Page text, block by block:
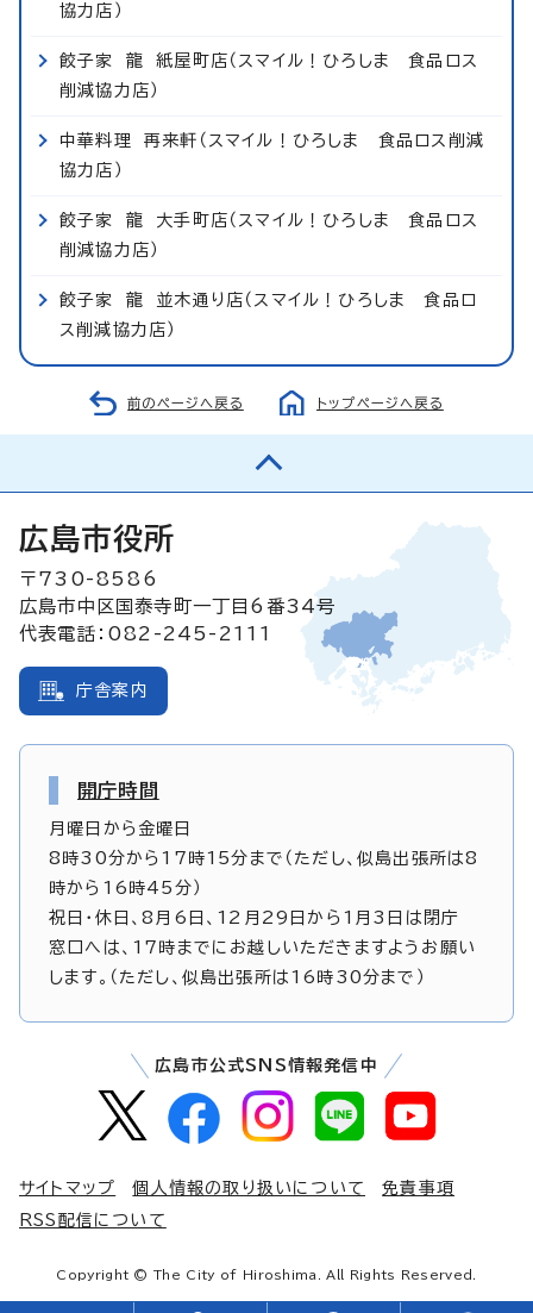
協力店）
餃子家 龍 紙屋町店（スマイル！ひろしま 食品ロス
削減協力店）
中華料理 再来軒（スマイル！ひろしま 食品ロス削減
協力店）
餃子家 龍 大手町店（スマイル！ひろしま 食品ロス
削減協力店）
餃子家 龍 並木通り店（スマイル！ひろしま 食品ロ
ス削減協力店）
前のページへ戻る トップページへ戻る
広島市役所
〒730-8586
広島市中区国泰寺町一丁目6番34号
代表電話：082-245-2111
庁舎案内
開庁時間
月曜日から金曜日
8時30分から17時15分まで（ただし、似島出張所は8
時から16時45分）
祝日・休日、8月6日、12月29日から1月3日は閉庁
窓口へは、17時までにお越しいただきますようお願い
します。（ただし、似島出張所は16時30分まで）
広島市公式SNS情報発信中
サイトマップ 個人情報の取り扱いについて
免責事項
RSS配信について
Copyright © The City of Hiroshima. All Rights Reserved.